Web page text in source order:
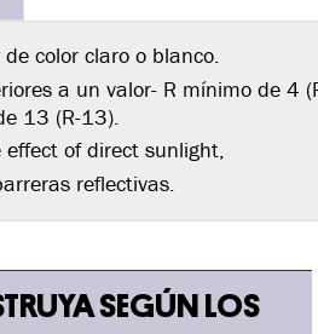
color claro o blanco.
a un valor- R mínimo de 4
13 (R-13).
of direct sunlight,
reflectivas.
SEGÚN LOS